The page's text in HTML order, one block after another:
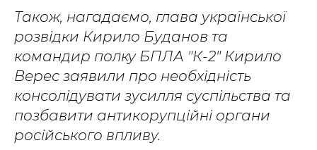
Також, нагадаємо, глава української
розвідки Кирило Буданов та
командир полку БПЛА "К-2" Кирило
Верес заявили про необхідність
консолідувати зусилля суспільства та
позбавити антикорупційні органи
російського впливу.